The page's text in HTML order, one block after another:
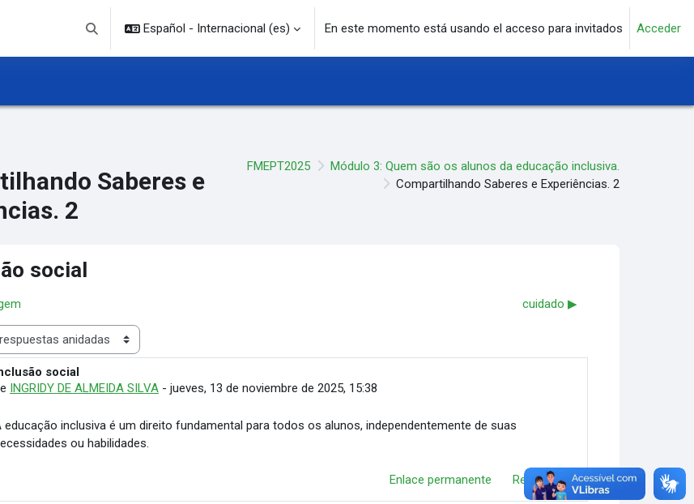
Selector de búsqueda de entrada
Español - Internacional ‎(es)‎ En este momento está usando el acceso para invitados Acceder
Saberes e
2
FMEPT2025
Módulo 3: Quem são os alunos da educação inclusiva.
Compartilhando Saberes e Experiências. 2
social
cuidado ▶︎
social
INGRIDY DE ALMEIDA SILVA -jueves, 13 de noviembre de 2025, 15:38
de respuestas: 0
educação inclusiva é um direito fundamental para todos os alunos, independentemente de suas
ou habilidades.
Enlace permanente Responder